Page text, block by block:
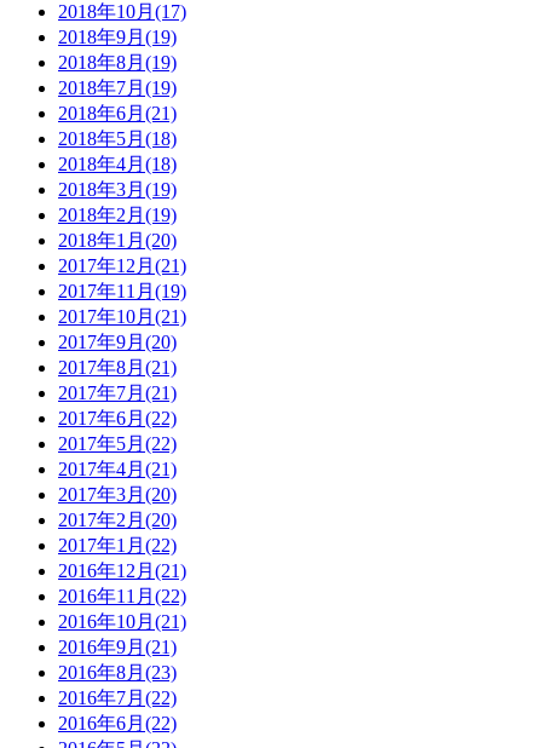
2018年10月(17)
2018年9月(19)
2018年8月(19)
2018年7月(19)
2018年6月(21)
2018年5月(18)
2018年4月(18)
2018年3月(19)
2018年2月(19)
2018年1月(20)
2017年12月(21)
2017年11月(19)
2017年10月(21)
2017年9月(20)
2017年8月(21)
2017年7月(21)
2017年6月(22)
2017年5月(22)
2017年4月(21)
2017年3月(20)
2017年2月(20)
2017年1月(22)
2016年12月(21)
2016年11月(22)
2016年10月(21)
2016年9月(21)
2016年8月(23)
2016年7月(22)
2016年6月(22)